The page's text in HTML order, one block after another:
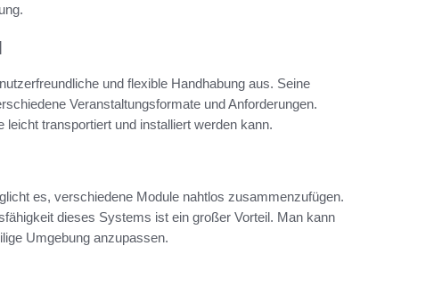
und flexible Handhabung aus. Seine
Veranstaltungsformate und Anforderungen.
transportiert und installiert werden kann.
es, verschiedene Module nahtlos zusammenzufügen.
dieses Systems ist ein großer Vorteil. Man kann
Umgebung anzupassen.